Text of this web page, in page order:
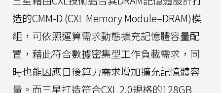
造的CMM-D (CXL Memory Module–DRAM)模
組，可依照運算需求動態擴充記憶體容量配
置，藉此符合數據密集型工作負載需求，同
時也能因應日後算力需求增加擴充記憶體容
量。而三星打造符合CXL 2.0規格的128GB